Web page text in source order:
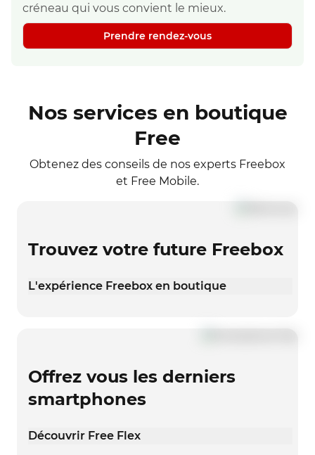
créneau qui vous convient le mieux.
Prendre rendez-vous
Nos services en boutique
Free
Obtenez des conseils de nos experts Freebox
et Free Mobile.
Trouvez votre future Freebox
L'expérience Freebox en boutique
Offrez vous les derniers
smartphones
Découvrir Free Flex